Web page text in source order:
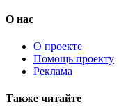
О нас
О проекте
Помощь проекту
Реклама
Также читайте